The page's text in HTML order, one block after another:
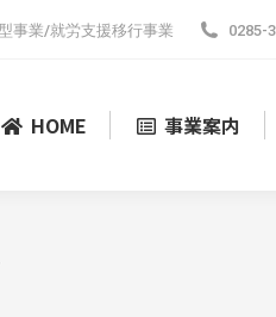
事業/就労支援移行事業 0285-
HOME 事業案内